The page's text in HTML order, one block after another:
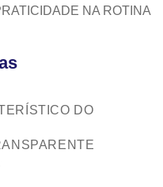
NA ROTINA
DO